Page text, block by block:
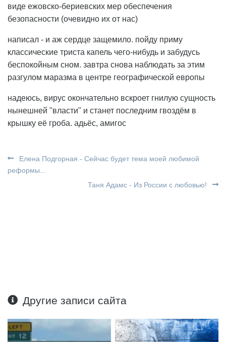
виде ежовско-бериевских мер обеспечения
безопасности (очевидно их от нас)
написал - и аж сердце защемило. пойду приму
классические триста капель чего-нибудь и забудусь
беспокойным сном. завтра снова наблюдать за этим
разгулом маразма в центре географической европы
надеюсь, вирус окончательно вскроет гнилую сущность
нынешней "власти" и станет последним гвоздём в
крышку её гроба. адьёс, амигос
Елена Подгорная - Сейчас будет тема моей любимой
реформы...
Таня Адамс - Из России с любовью!
Другие записи сайта